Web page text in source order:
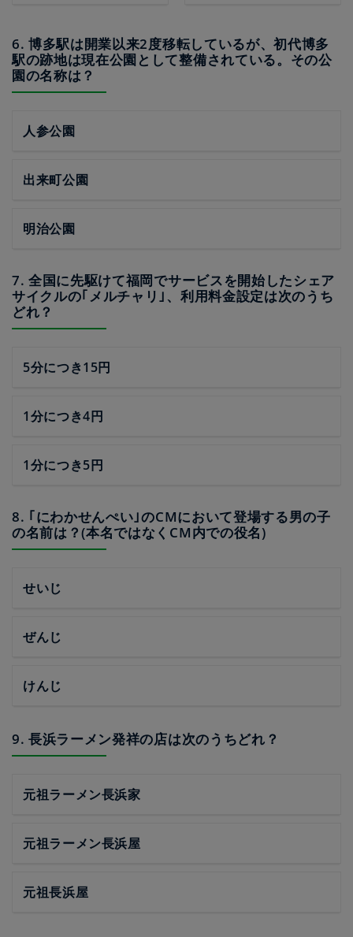
6. 博多駅は開業以来2度移転しているが、初代博多
駅の跡地は現在公園として整備されている。その公
園の名称は？
人参公園
出来町公園
明治公園
7. 全国に先駆けて福岡でサービスを開始したシェア
サイクルの｢メルチャリ｣、利用料金設定は次のうち
どれ？
5分につき15円
1分につき4円
1分につき5円
8. ｢にわかせんぺい｣のCMにおいて登場する男の子
の名前は？(本名ではなくCM内での役名)
せいじ
ぜんじ
けんじ
9. 長浜ラーメン発祥の店は次のうちどれ？
元祖ラーメン長浜家
元祖ラーメン長浜屋
元祖長浜屋